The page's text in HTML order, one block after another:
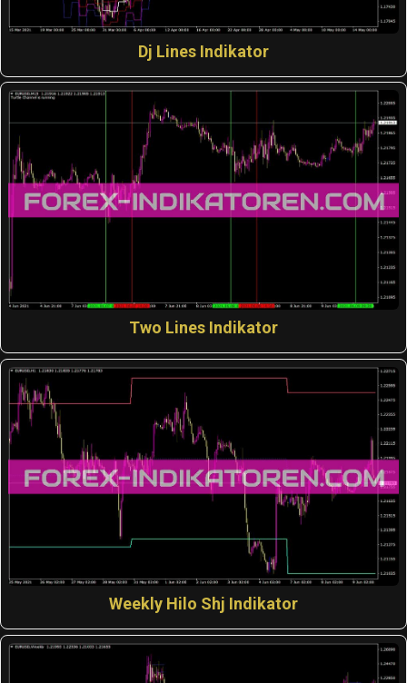
Dj Lines Indikator
Two Lines Indikator
Weekly Hilo Shj Indikator